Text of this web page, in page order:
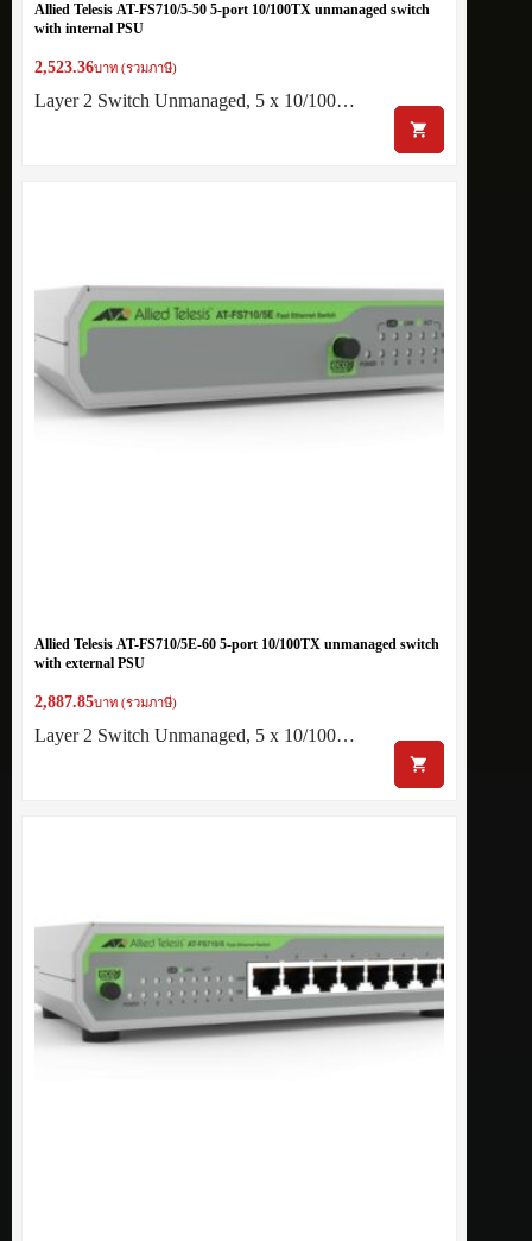
Allied Telesis AT-FS710/5-50 5-port 10/100TX unmanaged switch
with internal PSU
2,523.36บาท (รวมภาษี)
Layer 2 Switch Unmanaged, 5 x 10/100…
Allied Telesis AT-FS710/5E-60 5-port 10/100TX unmanaged switch
with external PSU
2,887.85บาท (รวมภาษี)
Layer 2 Switch Unmanaged, 5 x 10/100…